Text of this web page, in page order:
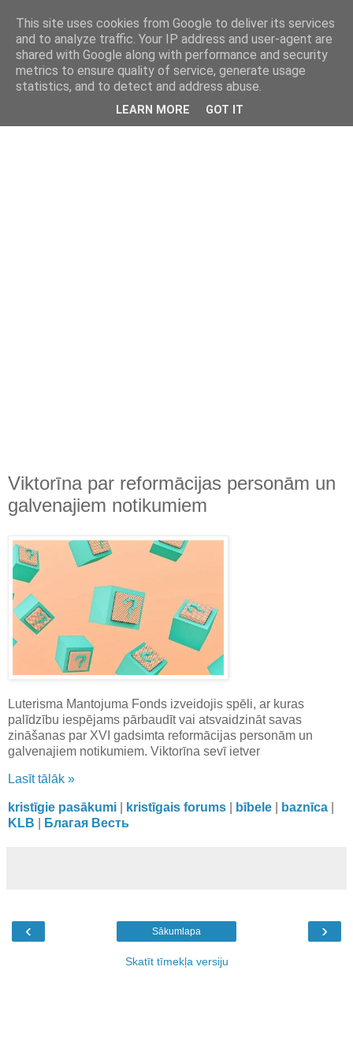
kristietim
viss, kas jāzin kristietim
Viktorīna par reformācijas personām un
galvenajiem notikumiem
Luterisma Mantojuma Fonds izveidojis spēli, ar kuras
palīdzību iespējams pārbaudīt vai atsvaidzināt savas
zināšanas par XVI gadsimta reformācijas personām un
galvenajiem notikumiem. Viktorīna sevī ietver
Lasīt tālāk »
kristīgie pasākumi kristīgais forums bībele baznīca
KLB
Благая Весть
‹ ›
Sākumlapa
Skatīt tīmekļa versiju
This site uses cookies from Google to deliver its services
and to analyze traffic. Your IP address and user-agent are
shared with Google along with performance and security
metrics to ensure quality of service, generate usage
statistics, and to detect and address abuse.
LEARN MORE GOT IT